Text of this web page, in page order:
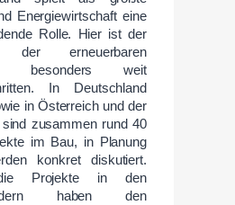
Energiewirtschaft eine
Rolle. Hier ist der
der erneuerbaren
besonders weit
In Deutschland
in Österreich und der
zusammen rund 40
im Bau, in Planung
konkret diskutiert.
Projekte in den
haben den